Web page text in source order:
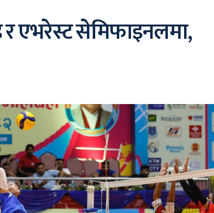
एभरेस्ट सेमिफाइनलमा,